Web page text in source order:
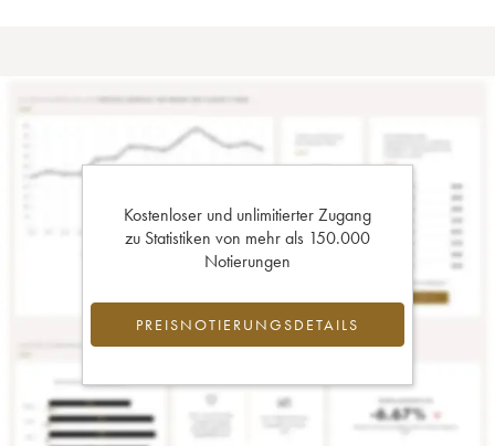
Kostenloser und unlimitierter Zugang
zu Statistiken von mehr als 150.000
Notierungen
PREISNOTIERUNGSDETAILS